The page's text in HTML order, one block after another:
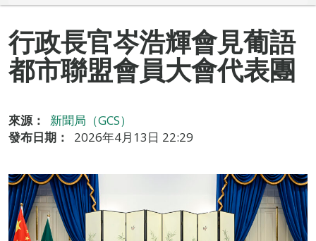
行政長官岑浩輝會見葡語
都市聯盟會員大會代表團
來源：
新聞局（GCS）
發布日期：
2026年4月13日 22:29